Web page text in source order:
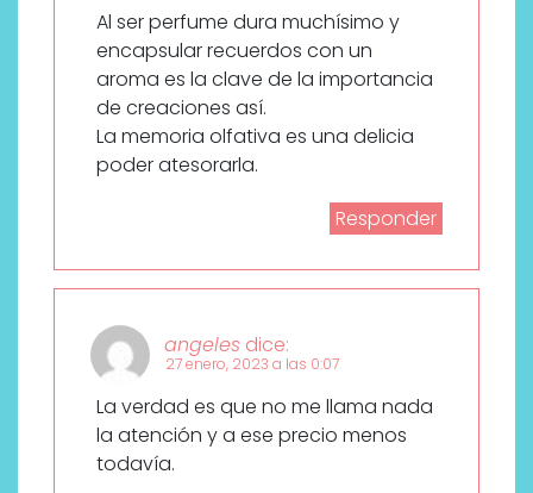
Al ser perfume dura muchísimo y
encapsular recuerdos con un
aroma es la clave de la importancia
de creaciones así.
La memoria olfativa es una delicia
poder atesorarla.
Responder
angeles dice:
27 enero, 2023 a las 0:07
La verdad es que no me llama nada
la atención y a ese precio menos
todavía.